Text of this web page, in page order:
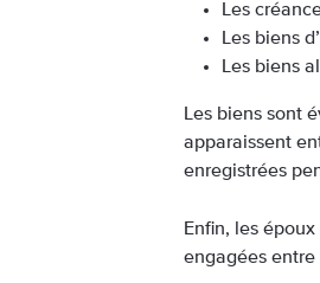
Les
Les biens
Les biens
Les biens sont
apparaissent
enregistrées
Enfin, les
engagées